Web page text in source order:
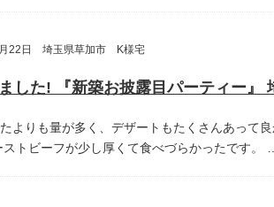
22日 埼玉県草加市 K様宅
よりも量が多く、デザートもたくさんあって
ストビーフが少し厚くて食べづらかったです。